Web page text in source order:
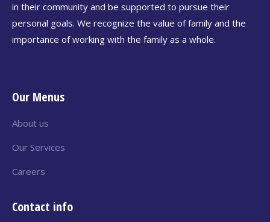
in their community and be supported to pursue their
personal goals. We recognize the value of family and the
importance of working with the family as a whole.
Our Menus
About us
Our Services
Careers
Contact info